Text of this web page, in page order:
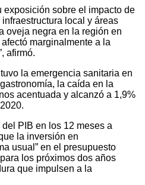
exposición sobre el impacto de
local y áreas
oveja negra en la región en
marginalmente a la
afirmó.
la emergencia sanitaria en
la caída en la
acentuada y alcanzó a 1,9%
PIB en los 12 meses a
la inversión en
usual” en el presupuesto
los próximos dos años
que impulsen a la